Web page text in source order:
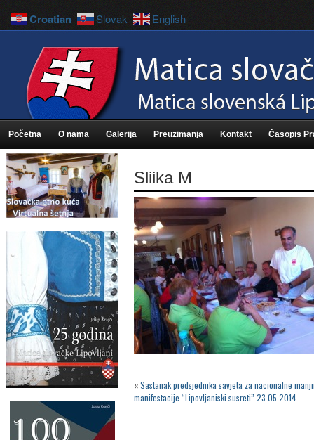
Početna O nama Galerija Preuzimanja Kontakt Časopis
Sliika M
«Sastanak predsjednika savjeta za nacionalne
manifestacije “Lipovljaniski susreti” 23.05.2014.
Croatian Slovak English